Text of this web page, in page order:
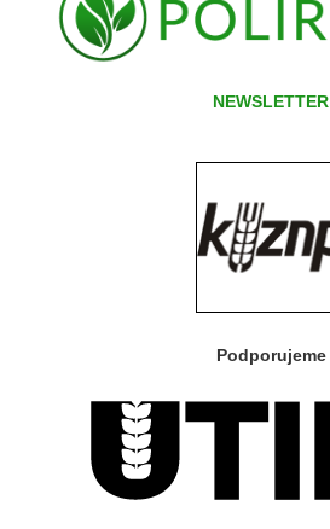
NEWSLETTER
Podporujeme